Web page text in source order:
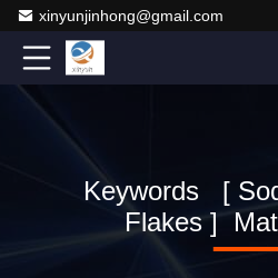
xinyunjinhong@gmail.com
Keywords [
Flakes ]